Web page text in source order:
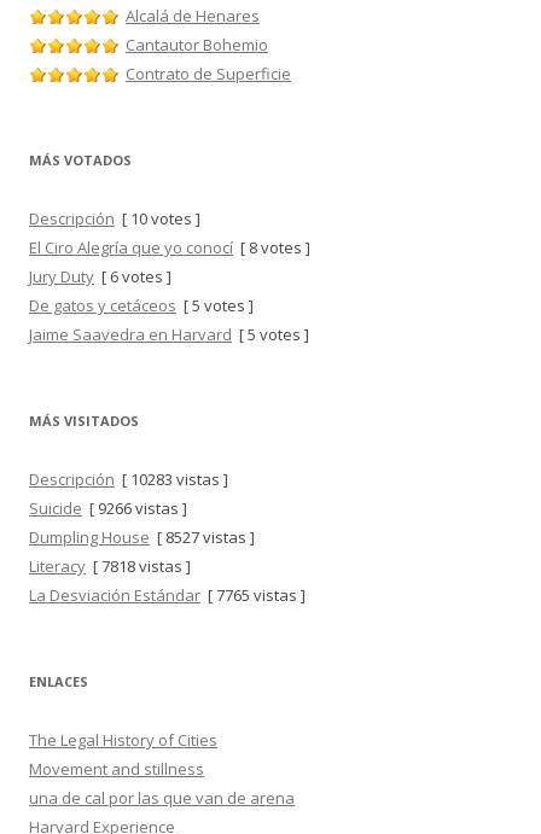
Alcalá de Henares
Cantautor Bohemio
Contrato de Superficie
MÁS VOTADOS
Descripción [ 10 votes ]
El Ciro Alegría que yo conocí [ 8 votes ]
Jury Duty [ 6 votes ]
De gatos y cetáceos [ 5 votes ]
Jaime Saavedra en Harvard [ 5 votes ]
MÁS VISITADOS
Descripción [ 10283 vistas ]
Suicide [ 9266 vistas ]
Dumpling House [ 8527 vistas ]
Literacy [ 7818 vistas ]
La Desviación Estándar [ 7765 vistas ]
ENLACES
The Legal History of Cities
Movement and stillness
una de cal por las que van de arena
Harvard Experience